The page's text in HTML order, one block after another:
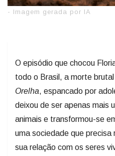
- Imagem gerada por IA
O episódio que chocou
todo o Brasil, a morte
Orelha, espancado por
deixou de ser apenas mais
animais e transformou-se
uma sociedade que
sua relação com os seres